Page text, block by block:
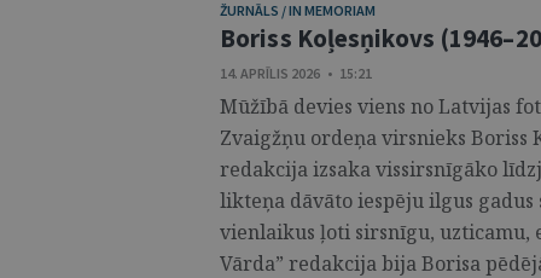
ŽURNĀLS / IN MEMORIAM
Boriss Koļesņikovs
14. APRĪLIS 2026 • 15:21
Mūžībā devies viens no Latvijas
Zvaigžņu ordeņa virsnieks Boriss
redakcija izsaka vissirsnīgāko
likteņa dāvāto iespēju ilgus
vienlaikus ļoti sirsnīgu, uzticamu,
Vārda” redakcija bija Borisa